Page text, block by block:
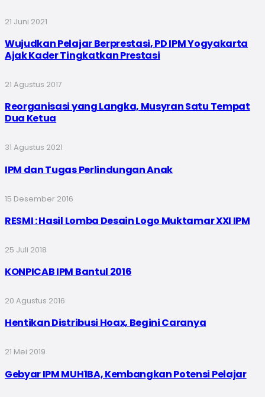
21 Juni 2021
Wujudkan Pelajar Berprestasi, PD IPM Yogyakarta
Ajak Kader Tingkatkan Prestasi
21 Agustus 2017
Reorganisasi yang Langka, Musyran Satu Tempat
Dua Ketua
31 Agustus 2021
IPM dan Tugas Perlindungan Anak
15 Desember 2016
RESMI : Hasil Lomba Desain Logo Muktamar XXI IPM
25 Juli 2018
KONPICAB IPM Bantul 2016
20 Agustus 2016
Hentikan Distribusi Hoax, Begini Caranya
21 Mei 2019
Gebyar IPM MUH1BA, Kembangkan Potensi Pelajar